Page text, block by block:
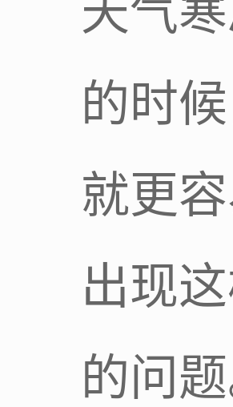
天气
的时候
就更
出现
的问题